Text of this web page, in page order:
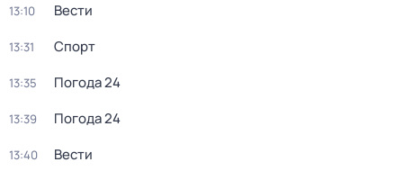
13:10 Вести
13:31 Спорт
13:35 Погода 24
13:39 Погода 24
13:40 Вести